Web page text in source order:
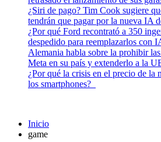
¿Siri de pago? Tim Cook sugiere
tendrán que pagar por la nueva IA
¿Por qué Ford recontrató a 350
despedido para reemplazarlos con
Alemania habla sobre la prohibir
Meta en su país y extenderlo a la
¿Por qué la crisis en el precio de la
los smartphones?
Inicio
game